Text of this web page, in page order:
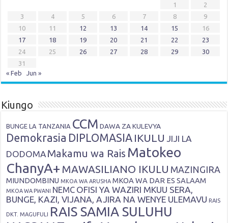
1
2
3
4 5 6 7 8
9
10
11 12 13 14 15
16
17
18 19 20 21 22
23
24
25 26 27 28 29
30
31
« Feb
Jun »
Kiungo
BUNGE LA TANZANIA CCM DAWA ZA KULEVYA
Demokrasia DIPLOMASIA IKULU JIJI LA
DODOMA Makamu wa Rais Matokeo
ChanyA+ MAWASILIANO IKULU MAZINGIRA
MIUNDOMBINU MKOA WA ARUSHA MKOA WA DAR ES SALAAM
MKOA WA PWANI NEMC OFISI YA WAZIRI MKUU SERA,
BUNGE, KAZI, VIJANA, AJIRA NA WENYE ULEMAVU RAIS
DKT. MAGUFULI RAIS SAMIA SULUHU